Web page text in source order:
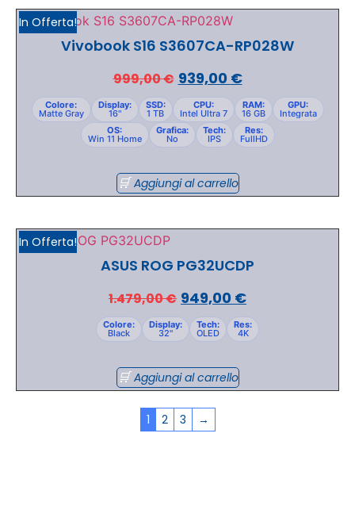
In Offerta!
Vivobook S16 S3607CA-RP028W
999,00€ 939,00 €
Colore:
Matte Gray
Display:
16"
SSD:
1 TB
CPU:
Intel Ultra 7
RAM:
16 GB
GPU:
Integrata
OS:
Win 11 Home
Grafica:
No
Tech:
IPS
Res:
FullHD
Aggiungi al carrello
In Offerta!
ASUS ROG PG32UCDP
1.479,00€ 949,00 €
Colore:
Black
Display:
32"
Tech:
OLED
Res:
4K
Aggiungi al carrello
1 2 3 →